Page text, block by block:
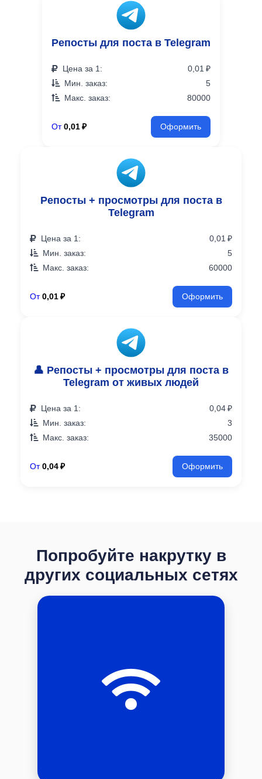
Репосты для поста в Telegram
Цена за 1:
0,01 ₽
Мин. заказ:
5
Макс. заказ:
80000
От 0,01 ₽ Оформить
Репосты + просмотры для поста в
Telegram
Цена за 1:
0,01 ₽
Мин. заказ:
5
Макс. заказ:
60000
От 0,01 ₽ Оформить
👤 Репосты + просмотры для поста в
Telegram от живых людей
Цена за 1:
0,04 ₽
Мин. заказ:
3
Макс. заказ:
35000
От 0,04 ₽ Оформить
Попробуйте накрутку в
других социальных сетях